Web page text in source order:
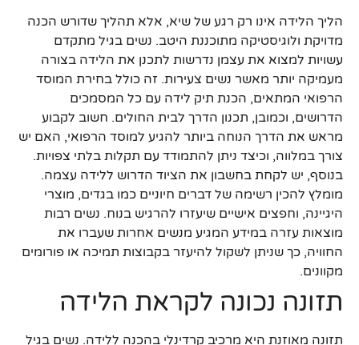
הליך הלידה אינו רק רגע של שיא, אלא תהליך שדורש הכנה
מדויקת ולוגיסטיקה מתוכננת היטב. נשים בגיל מתקדם
עשויות למצוא את עצמן נדרשות לתכנן את הלידה בצורה
מעמיקה יותר מאשר נשים צעירות. זה כולל בחירת המוסד
הרפואי המתאים, הכנת תיק לידה עם כל המסמכים
הדרושים, וכמובן, תכנון הדרך לבית החולים. חשוב לקבוע
מראש את הדרך הנוחה ביותר להגיע למוסד הרפואי, האם יש
צורך במלווה, וכיצד ניתן להתמודד עם תקלות בלתי צפויות.
בנוסף, יש לקחת בחשבון את הציוד הדרוש ללידה עצמה.
מומלץ להכין רשימה של דברים חיוניים כמו בגדים, מוצרי
היגיינה, וחפצים אישיים שיעזרו להרגיש בנוח. נשים רבות
מוצאות עזרה במידע המגיע מנשים אחרות שעברו את
החוויה, כך שניתן לשקול להיעזר בקבוצות תמיכה או פורומים
מקוונים.
תזונה נכונה לקראת הלידה
תזונה מאוזנת היא מרכיב קרדינלי בהכנה ללידה. נשים בגיל